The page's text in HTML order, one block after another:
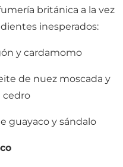
británica a la vez
inesperados:
y cardamomo
de nuez moscada y
cedro
guayaco y sándalo